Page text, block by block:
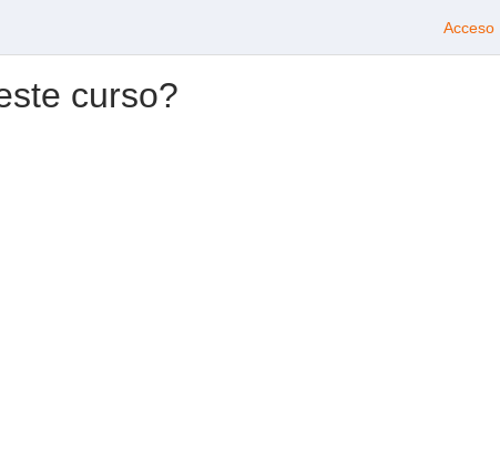
Acceso
curso?